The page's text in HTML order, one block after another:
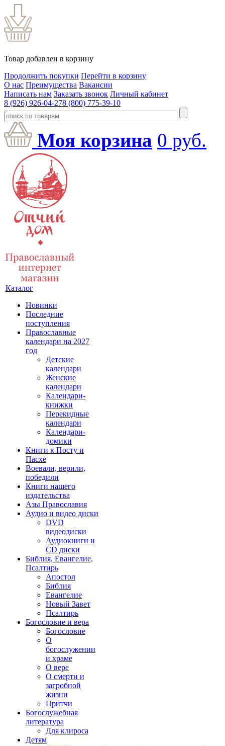
Товар добавлен в корзину
Продолжить покупки Перейти в корзину
О нас Преимущества Вакансии
Написать нам Заказать звонок Личный кабинет
8 (926) 926-04-278 (800) 775-39-10
Моя корзина 0 руб.
Каталог
Новинки
Последние
поступления
Православные
календари на 2027
год
Детские
календари
Женские
календари
Календари-
книжки
Перекидные
календари
Календари-
домики
Книги к Посту и
Пасхе
Воевали, верили,
победили
Книги нашего
издательства
Азы Православия
Аудио и видео диски
DVD
видеодиски
Аудиокниги и
CD диски
Библия, Евангелие,
Псалтирь
Апостол
Библия
Евангелие
Новый Завет
Псалтирь
Богословие и вера
Богословие
О
богослужении
и храме
О вере
О смерти и
загробной
жизни
Притчи
Богослужебная
литература
Для клироса
Детям